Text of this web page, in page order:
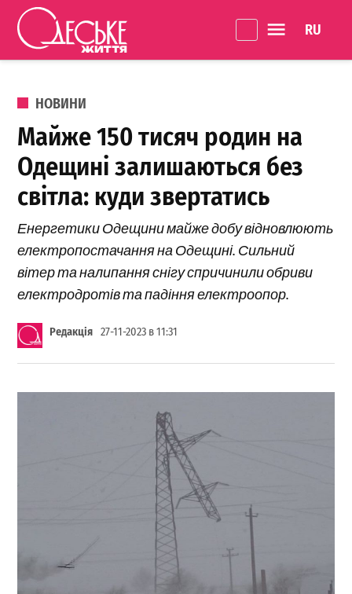
Перейти до вмісту
Життя
ОПУБЛІКОВАНО В
НОВИНИ
Майже 150 тисяч родин на
Одещині залишаються без
світла: куди звертатись
Енергетики Одещини майже добу відновлюють
електропостачання на Одещині. Сильний
вітер та налипання снігу спричинили обриви
електродротів та падіння електроопор.
Редакція 27-11-2023 в 11:31